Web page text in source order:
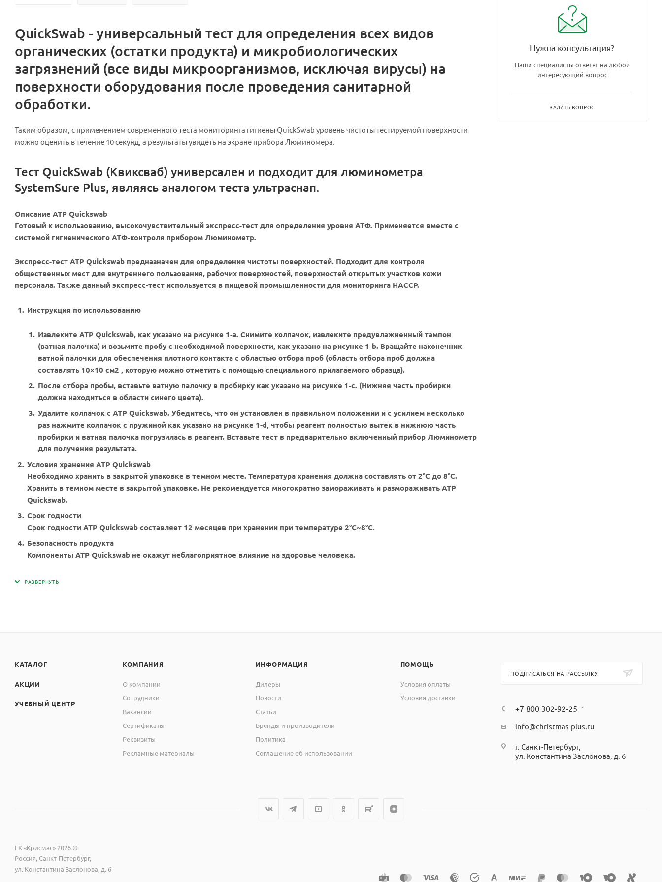
QuickSwab - универсальный тест для определения всех видов
органических (остатки продукта) и микробиологических
загрязнений (все виды микроорганизмов, исключая вирусы) на
поверхности оборудования после проведения санитарной
обработки.
Таким образом, с применением современного теста мониторинга гигиены QuickSwab уровень чистоты тестируемой поверхности
можно оценить в течение 10 секунд, а результаты увидеть на экране прибора Люминомера.
Тест QuickSwab (Квиксваб) универсален и подходит для люминометра
SystemSure Plus, являясь аналогом теста ультраснап.
Описание ATP Quickswab
Готовый к использованию, высокочувствительный экспресс-тест для определения уровня АТФ. Применяется вместе с
системой гигиенического АТФ-контроля прибором Люминометр.
Экспресс-тест ATP Quickswab предназначен для определения чистоты поверхностей. Подходит для контроля
общественных мест для внутреннего пользования, рабочих поверхностей, поверхностей открытых участков кожи
персонала. Также данный экспресс-тест используется в пищевой промышленности для мониторинга HACCP.
Инструкция по использованию
Извлеките ATP Quickswab, как указано на рисунке 1-а. Снимите колпачок, извлеките предувлажненный тампон
(ватная палочка) и возьмите пробу с необходимой поверхности, как указано на рисунке 1-b. Вращайте наконечник
ватной палочки для обеспечения плотного контакта с областью отбора проб (область отбора проб должна
составлять 10×10 см2 , которую можно отметить с помощью специального прилагаемого образца).
После отбора пробы, вставьте ватную палочку в пробирку как указано на рисунке 1-с. (Нижняя часть пробирки
должна находиться в области синего цвета).
Удалите колпачок с ATP Quickswab. Убедитесь, что он установлен в правильном положении и с усилием несколько
раз нажмите колпачок с пружиной как указано на рисунке 1-d, чтобы реагент полностью вытек в нижнюю часть
пробирки и ватная палочка погрузилась в реагент. Вставьте тест в предварительно включенный прибор Люминометр
для получения результата.
Условия хранения ATP Quickswab
Необходимо хранить в закрытой упаковке в темном месте. Температура хранения должна составлять от 2°С до 8°С.
Хранить в темном месте в закрытой упаковке. Не рекомендуется многократно замораживать и размораживать ATP
Quickswab.
Срок годности
Срок годности ATP Quickswab составляет 12 месяцев при хранении при температуре 2°С~8°С.
Безопасность продукта
Компоненты ATP Quickswab не окажут неблагоприятное влияние на здоровье человека.
Нужна консультация?
Наши специалисты ответят на любой
интересующий вопрос
ЗАДАТЬ ВОПРОС
КАТАЛОГ
АКЦИИ
УЧЕБНЫЙ ЦЕНТР
КОМПАНИЯ
О компании
Сотрудники
Вакансии
Сертификаты
Реквизиты
Рекламные материалы
ИНФОРМАЦИЯ
Дилеры
Новости
Статьи
Бренды и производители
Политика
Соглашение об использовании
ПОМОЩЬ
Условия оплаты
Условия доставки
ПОДПИСАТЬСЯ НА РАССЫЛКУ
+7 800 302-92-25
info@christmas-plus.ru
г. Санкт-Петербург,
ул. Константина Заслонова, д. 6
ГК «Крисмас» 2026 ©
Россия, Санкт-Петербург,
ул. Константина Заслонова, д. 6